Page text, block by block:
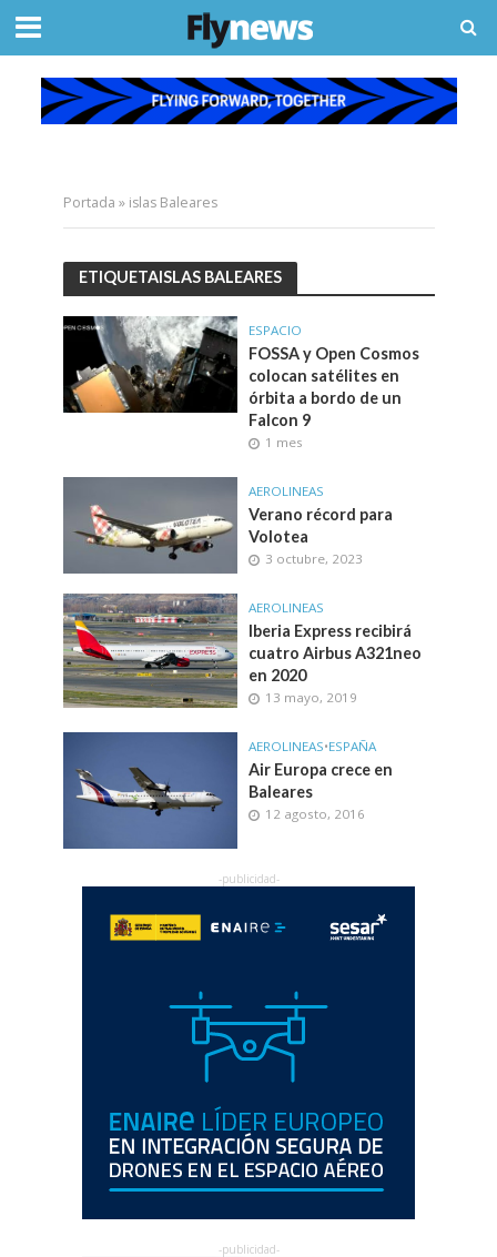
Portada » islas Baleares
ETIQUETAISLAS BALEARES
ESPACIO
FOSSA y Open Cosmos
colocan satélites en
órbita a bordo de un
Falcon 9
1 mes
AEROLINEAS
Verano récord para
Volotea
3 octubre, 2023
AEROLINEAS
Iberia Express recibirá
cuatro Airbus A321neo
en 2020
13 mayo, 2019
AEROLINEAS•ESPAÑA
Air Europa crece en
Baleares
12 agosto, 2016